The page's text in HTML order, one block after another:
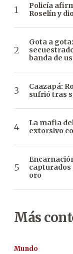
Policía
Roselín y
Gota a
banda de
Caazapá:
sufrió tras
La mafia
extorsivo
capturados
oro
Más
Mundo